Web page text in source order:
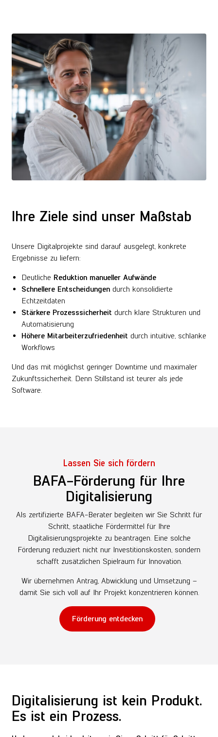
Ihre Ziele sind unser Maßstab
Unsere Digitalprojekte sind darauf ausgelegt, konkrete
Ergebnisse zu liefern:
Deutliche Reduktion manueller Aufwände
Schnellere Entscheidungen durch konsolidierte
Echtzeitdaten
Stärkere Prozesssicherheit durch klare Strukturen und
Automatisierung
Höhere Mitarbeiterzufriedenheit durch intuitive, schlanke
Workflows
Und das mit möglichst geringer Downtime und maximaler
Zukunftssicherheit. Denn Stillstand ist teurer als jede
Software.
Lassen Sie sich fördern
BAFA-Förderung für Ihre
Digitalisierung
Als zertifizierte BAFA-Berater begleiten wir Sie Schritt für
Schritt, staatliche Fördermittel für Ihre
Digitalisierungsprojekte zu beantragen. Eine solche
Förderung reduziert nicht nur Investitionskosten, sondern
schafft zusätzlichen Spielraum für Innovation.
Wir übernehmen Antrag, Abwicklung und Umsetzung –
damit Sie sich voll auf Ihr Projekt konzentrieren können.
Förderung entdecken
Digitalisierung ist kein Produkt.
Es ist ein Prozess.